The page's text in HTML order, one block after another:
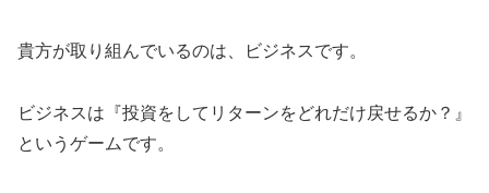
貴方が取り組んでいるのは、ビジネスです。
ビジネスは『投資をしてリターンをどれだけ戻せるか？』
というゲームです。